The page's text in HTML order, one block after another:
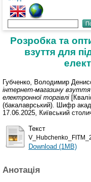
Розробка та
взуття для
Губченко, Володимир
інтернет-магазину
електронної торгівлі
(бакалаврський). Шифр
17.06.2025, Київський
Текст
Download (1MB)
Анотація